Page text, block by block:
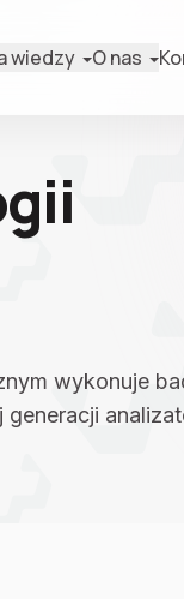
wiedzy O nas
wykonuje